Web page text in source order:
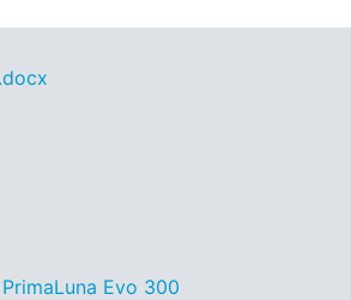
Evo 300